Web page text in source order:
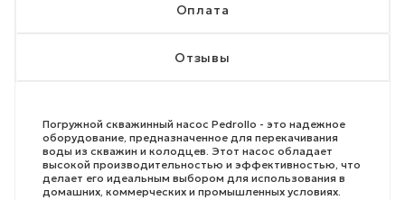
Оплата
Отзывы
Погружной скважинный насос Pedrollo - это надежное
оборудование, предназначенное для перекачивания
воды из скважин и колодцев. Этот насос обладает
высокой производительностью и эффективностью, что
делает его идеальным выбором для использования в
домашних, коммерческих и промышленных условиях.